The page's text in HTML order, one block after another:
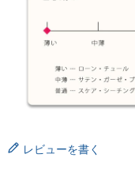
レビューを書く